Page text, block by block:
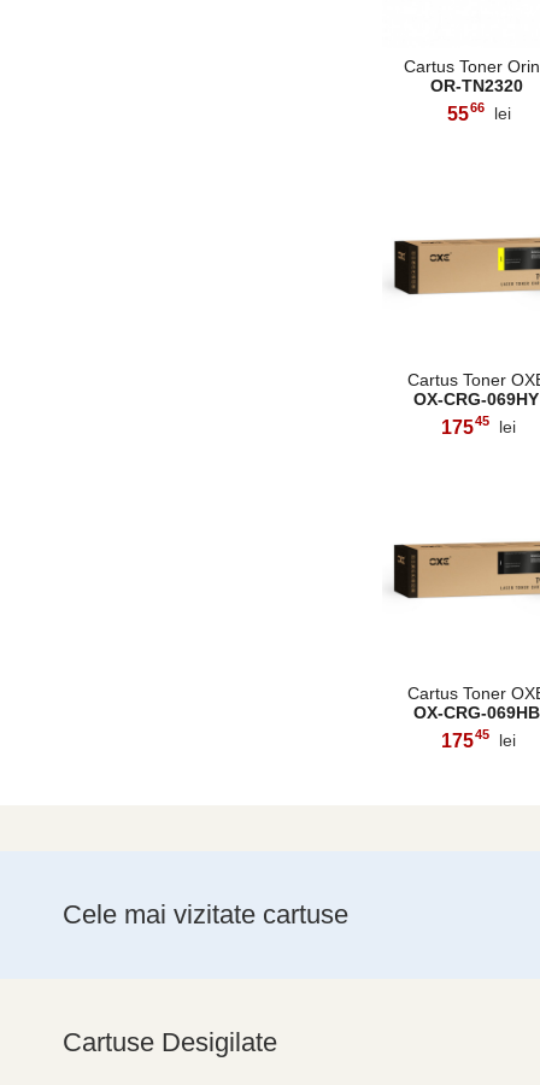
Cartus Toner
OR-TN2320
5566 lei
Cartus Toner
OX-CRG-069HY
175,45 lei
Cartus Toner
OX-CRG-069HB
175,45 lei
Cele mai vizitate cartuse
Cartuse Desigilate